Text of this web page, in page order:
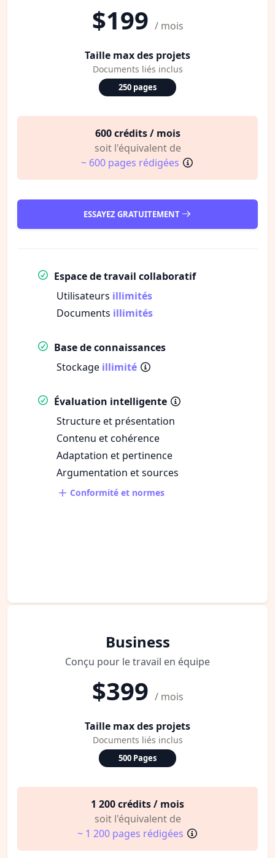
$199 / mois
Taille max des projets
Documents liés inclus
250 pages
600 crédits / mois
soit l'équivalent de
~ 600 pages rédigées
ESSAYEZ GRATUITEMENT
Espace de travail collaboratif
Utilisateurs illimités
Documents illimités
Base de connaissances
Stockage illimité
Évaluation intelligente
Structure et présentation
Contenu et cohérence
Adaptation et pertinence
Argumentation et sources
Conformité et normes
Business
Conçu pour le travail en équipe
$399 / mois
Taille max des projets
Documents liés inclus
500 Pages
1 200 crédits / mois
soit l'équivalent de
~ 1 200 pages rédigées